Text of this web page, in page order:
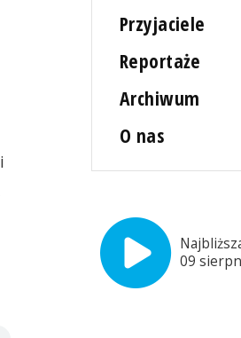
Przyjaciele
Reportaże
Archiwum
O nas
09